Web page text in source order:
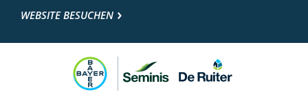
WEBSITE BESUCHEN